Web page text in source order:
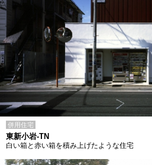
併用住宅
東新小岩-TN
白い箱と赤い箱を積み上げたような住宅